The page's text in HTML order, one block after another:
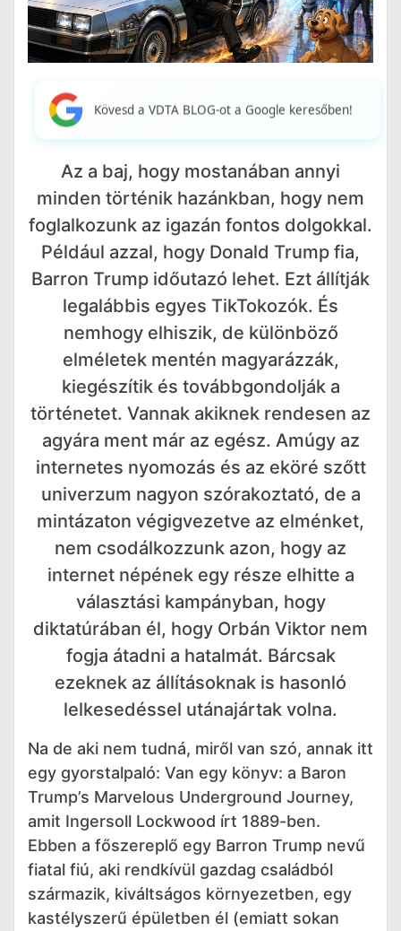
Kövesd a VDTA BLOG-ot a Google keresőben!
Az a baj, hogy mostanában annyi
minden történik hazánkban, hogy nem
foglalkozunk az igazán fontos dolgokkal.
Például azzal, hogy Donald Trump fia,
Barron Trump időutazó lehet. Ezt állítják
legalábbis egyes TikTokozók. És
nemhogy elhiszik, de különböző
elméletek mentén magyarázzák,
kiegészítik és továbbgondolják a
történetet. Vannak akiknek rendesen az
agyára ment már az egész. Amúgy az
internetes nyomozás és az eköré szőtt
univerzum nagyon szórakoztató, de a
mintázaton végigvezetve az elménket,
nem csodálkozzunk azon, hogy az
internet népének egy része elhitte a
választási kampányban, hogy
diktatúrában él, hogy Orbán Viktor nem
fogja átadni a hatalmát. Bárcsak
ezeknek az állításoknak is hasonló
lelkesedéssel utánajártak volna.
Na de aki nem tudná, miről van szó, annak itt
egy gyorstalpaló: Van egy könyv: a Baron
Trump’s Marvelous Underground Journey,
amit Ingersoll Lockwood írt 1889-ben.
Ebben a főszereplő egy Barron Trump nevű
fiatal fiú, aki rendkívül gazdag családból
származik, kiváltságos környezetben, egy
kastélyszerű épületben él (emiatt sokan